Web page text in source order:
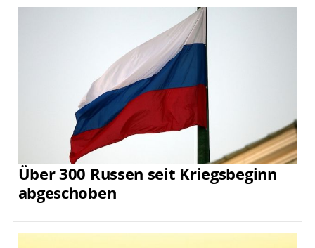
Über 300 Russen seit Kriegsbeginn
abgeschoben